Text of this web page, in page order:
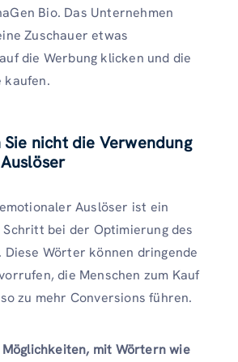
Bio. Das Unternehmen
Zuschauer etwas
die Werbung klicken und die
kaufen.
Sie nicht die Verwendung
Auslöser ist ein
bei der Optimierung des
Diese Wörter können dringende
die Menschen zum Kauf
zu mehr Conversions führen.
mit Wörtern wie